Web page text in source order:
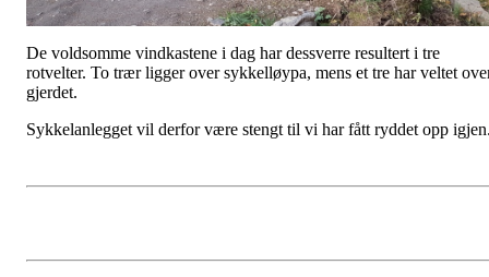
De voldsomme vindkastene i dag har dessverre resultert i tre
rotvelter. To trær ligger over sykkelløypa, mens et tre har veltet
gjerdet.
Sykkelanlegget vil derfor være stengt til vi har fått ryddet opp